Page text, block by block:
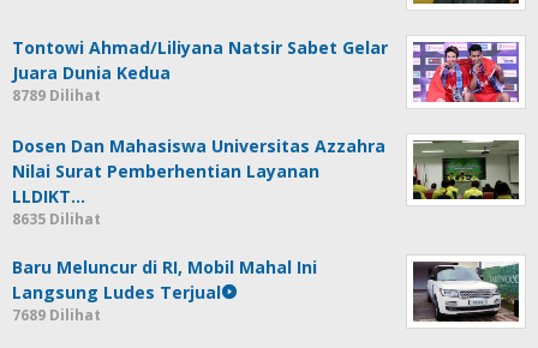
Tontowi Ahmad/Liliyana Natsir Sabet Gelar
Juara Dunia Kedua
8789 Dilihat
Dosen Dan Mahasiswa Universitas Azzahra
Nilai Surat Pemberhentian Layanan
LLDIKT…
8635 Dilihat
Baru Meluncur di RI, Mobil Mahal Ini
Langsung Ludes Terjual
7689 Dilihat